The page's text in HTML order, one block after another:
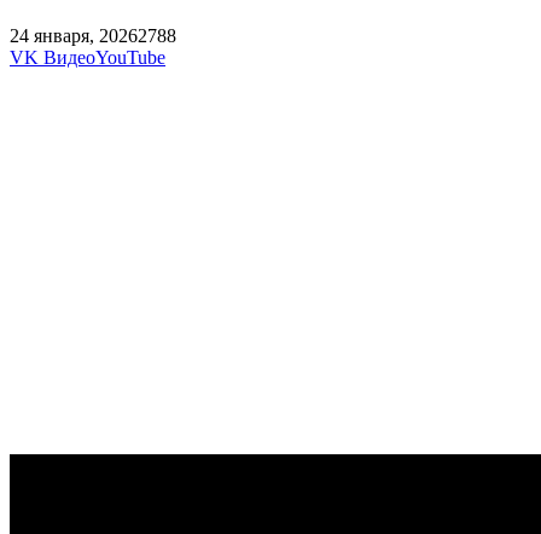
24 января, 20262788
VK ВидеоYouTube